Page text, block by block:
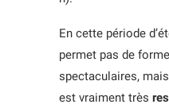
En cette période
permet pas de
spectaculaires,
est vraiment très